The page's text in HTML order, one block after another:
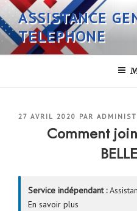
Aller
au
contenu
principal
ASSISTANCE
TELEPHONE
PUBLIÉ
27 AVRIL 2020 PAR
Comment
Service indépendant :
En savoir plus